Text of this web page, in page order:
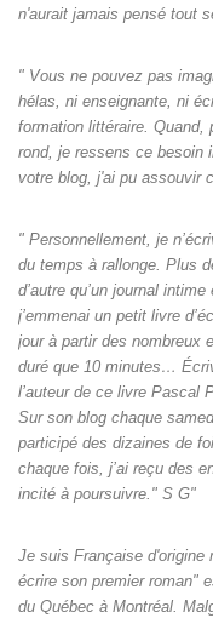
n'aurait jamais pensé tout
" Vous ne pouvez pas
hélas, ni enseignante, ni
formation littéraire. Quand,
rond, je ressens ce besoin
votre blog, j'ai pu assouvir
" Personnellement, je
du temps à rallonge. Plus
d’autre qu’un journal
j’emmenai un petit livre
jour à partir des nombreux
duré que 10 minutes…
l’auteur de ce livre Pascal
Sur son blog chaque
participé des dizaines de
chaque fois, j’ai reçu des
incité à poursuivre." S G"
Je suis Française
écrire son premier roman"
du Québec à Montréal.